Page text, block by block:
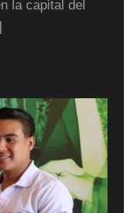
la capital del